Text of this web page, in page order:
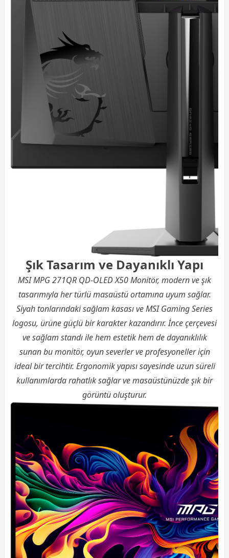
Şık Tasarım ve Dayanıklı Yapı
MSI MPG 271QR QD-OLED X50 Monitör, modern ve şık
tasarımıyla her türlü masaüstü ortamına uyum sağlar.
Siyah tonlarındaki sağlam kasası ve MSI Gaming Series
logosu, ürüne güçlü bir karakter kazandırır. İnce çerçevesi
ve sağlam standı ile hem estetik hem de dayanıklılık
sunan bu monitör, oyun severler ve profesyoneller için
ideal bir tercihtir. Ergonomik yapısı sayesinde uzun süreli
kullanımlarda rahatlık sağlar ve masaüstünüzde şık bir
görüntü oluşturur.